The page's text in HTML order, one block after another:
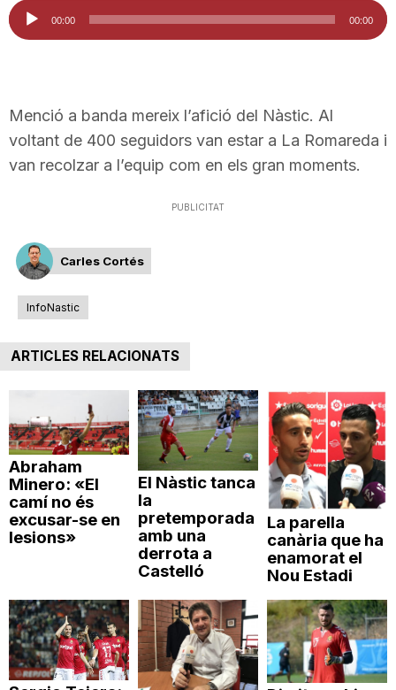
Reproductor
d'àudio
00:00 00:00
Menció a banda mereix l’afició del Nàstic. Al
voltant de 400 seguidors van estar a La Romareda i
van recolzar a l’equip com en els gran moments.
PUBLICITAT
Carles Cortés
InfoNastic
ARTICLES RELACIONATS
Abraham
Minero: «El
camí no és
excusar-se en
lesions»
El Nàstic tanca
la
pretemporada
amb una
derrota a
Castelló
La parella
canària que ha
enamorat el
Nou Estadi